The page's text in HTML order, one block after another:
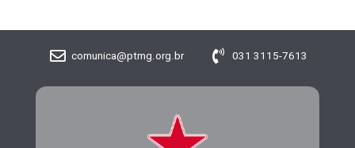
comunica@ptmg.org.br 031 3115-7613